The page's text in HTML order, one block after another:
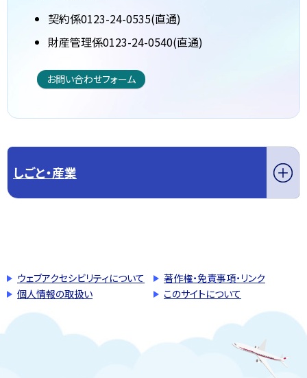
契約係0123-24-0535(直通)
財産管理係0123-24-0540(直通)
お問い合わせフォーム
しごと・産業
ウェブアクセシビリティについて
著作権・免責事項・リンク
個人情報の取扱い
このサイトについて